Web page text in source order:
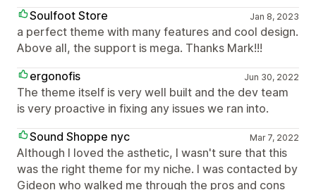
Soulfoot Store
Jan 8, 2023
a perfect theme with many features and cool design.
Above all, the support is mega. Thanks Mark!!!
ergonofis
Jun 30, 2022
The theme itself is very well built and the dev team
is very proactive in fixing any issues we ran into.
Sound Shoppe nyc
Mar 7, 2022
Although I loved the asthetic, I wasn't sure that this
was the right theme for my niche. I was contacted by
Gideon who walked me through the pros and cons